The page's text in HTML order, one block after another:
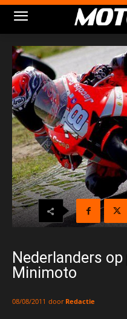
Nederlanders
Minimoto
08/08/2011 door Redactie